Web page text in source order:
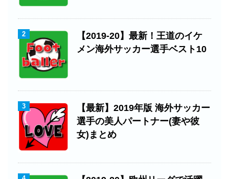
2
【2019-20】最新！王道のイケ
メン海外サッカー選手ベスト10
3
【最新】2019年版 海外サッカー
選手の美人パートナー(妻や彼
女)まとめ